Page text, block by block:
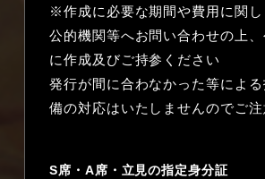
※作成に必要な期間や費用に関
公的機関等へお問い合わせの上
に作成及びご持参ください
発行が間に合わなかった等によ
備の対応はいたしませんのでご
S席・A席・立見の指定身分証